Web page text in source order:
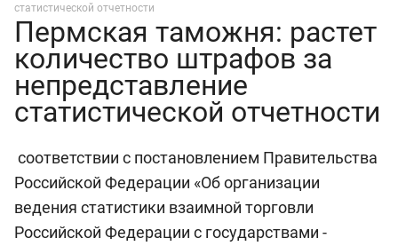
статистической отчетности
Пермская таможня: растет
количество штрафов за
непредставление
статистической отчетности
соответствии с постановлением Правительства
Российской Федерации «Об организации
ведения статистики взаимной торговли
Российской Федерации с государствами -